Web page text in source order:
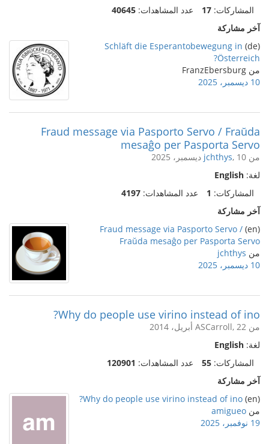
المشاركات: 17 عدد المشاهدات: 40645
آخر مشاركة
(de)
Schläft die Esperantobewegung in
Österreich?
من FranzEbersburg
10 ديسمبر، 2025
Fraud message via Pasporto Servo / Fraŭda
mesaĝo per Pasporta Servo
من jchthys, 10 ديسمبر، 2025
لغة: English
المشاركات: 1 عدد المشاهدات: 4197
آخر مشاركة
(en)
Fraud message via Pasporto Servo /
Fraŭda mesaĝo per Pasporta Servo
من jchthys
10 ديسمبر، 2025
Why do people use virino instead of ino?
من ASCarroll, 22 أبريل، 2014
لغة: English
المشاركات: 55 عدد المشاهدات: 120901
آخر مشاركة
(en)
Why do people use virino instead of ino?
من amigueo
19 نوفمبر، 2025